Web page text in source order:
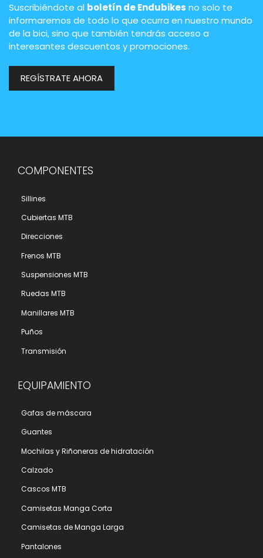
Suscribiéndote al boletín de Endubikes no solo te
informaremos de todo lo que ocurra en nuestro mundo
de la bici, sino que también tendrás acceso a
interesantes descuentos y promociones.
REGÍSTRATE AHORA
COMPONENTES
Sillines
Cubiertas MTB
Direcciones
Frenos MTB
Suspensiones MTB
Ruedas MTB
Manillares MTB
Puños
Transmisión
EQUIPAMIENTO
Gafas de máscara
Guantes
Mochilas y Riñoneras de hidratación
Calzado
Cascos MTB
Camisetas Manga Corta
Camisetas de Manga Larga
Pantalones